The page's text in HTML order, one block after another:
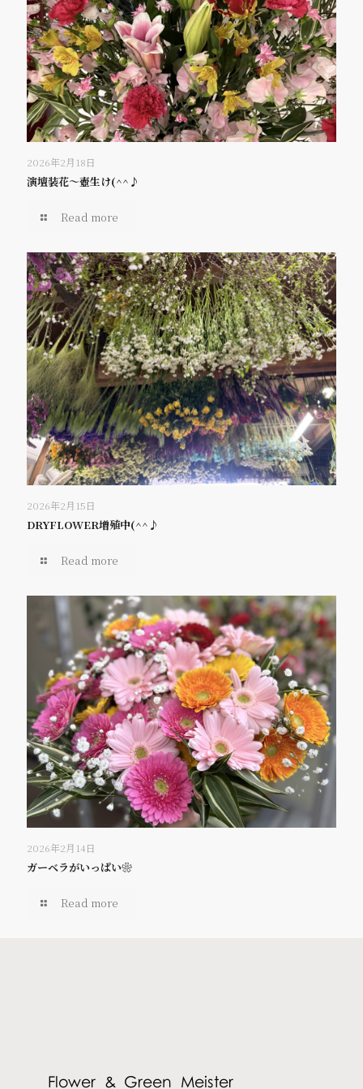
2026年2月18日
演壇装花～壺生け(^^♪
Read more
2026年2月15日
DRYFLOWER増殖中(^^♪
Read more
2026年2月14日
ガーベラがいっぱい❀
Read more